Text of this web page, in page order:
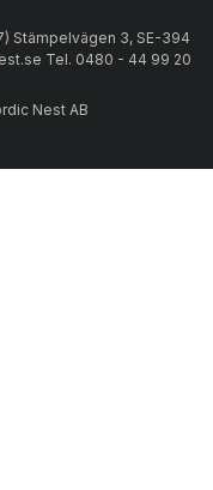
Stämpelvägen 3, SE-394
Tel. 0480 - 44 99 20
Nest AB